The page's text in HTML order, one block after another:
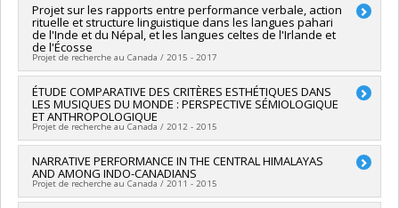
Chercheur principal :John Leavitt
Sources de financement :CRSH/Conseil de recherches en
sciences humaines du Canada
Programmes de subvention : PVX20020-Subvention
institutionnelle du CRSH - Subventions d'exploration
Projet sur les rapports entre performance verbale, action
rituelle et structure linguistique dans les langues pahari
de l'Inde et du Népal, et les langues celtes de l'Irlande et
de l'Écosse
Projet de recherche au Canada / 2015 - 2017
Chercheur principal : John Leavitt
Sources de financement :CRSH/Conseil de recherches en
sciences humaines du Canada
Programmes de subvention :PVX20020-Subvention
institutionnelle du CRSH - Subventions d'exploration
ÉTUDE COMPARATIVE DES CRITÈRES ESTHÉTIQUES DANS
LES MUSIQUES DU MONDE : PERSPECTIVE SÉMIOLOGIQUE
ET ANTHROPOLOGIQUE
Projet de recherche au Canada / 2012 - 2015
Chercheur principal :Nathalie Fernando
Co-chercheurs :Jean-Jacques Nattiez
Daniel Pérusse
NARRATIVE PERFORMANCE IN THE CENTRAL HIMALAYAS
AND AMONG INDO-CANADIANS
Projet de recherche au Canada / 2011 - 2015